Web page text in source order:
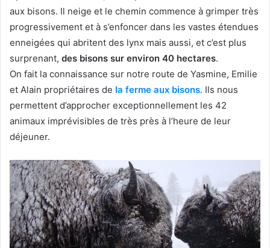
aux bisons. Il neige et le chemin commence à grimper très
progressivement et à s’enfoncer dans les vastes étendues
enneigées qui abritent des lynx mais aussi, et c’est plus
surprenant, des bisons sur environ 40 hectares.
On fait la connaissance sur notre route de Yasmine, Emilie
et Alain propriétaires de la ferme aux bisons. Ils nous
permettent d’approcher exceptionnellement les 42
animaux imprévisibles de très près à l’heure de leur
déjeuner.